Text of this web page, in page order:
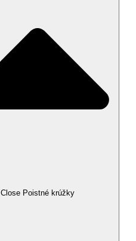
Close Poistné krúžky